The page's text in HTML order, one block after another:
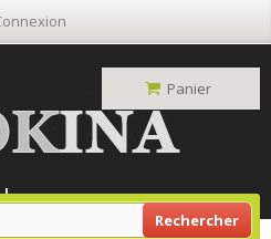
Rechercher
Panier
Retour À L'accueil